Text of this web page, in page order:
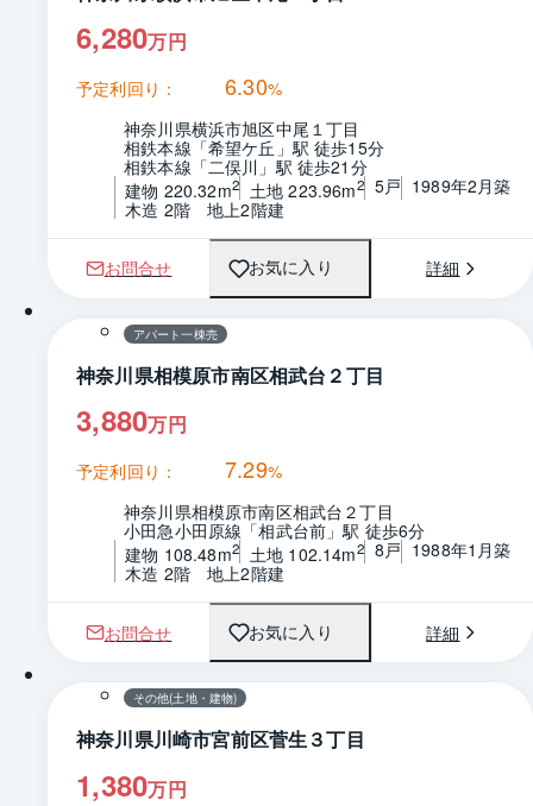
6,280万円
予定利回り： 6.30%
神奈川県横浜市旭区中尾１丁目
相鉄本線「希望ケ丘」駅 徒歩15分
相鉄本線「二俣川」駅 徒歩21分
建物 220.32m2 土地 223.96m2 5戸 1989年2月築
木造 2階　地上2階建
お問合せ お気に入り 詳細
1 / 0 間取り
アパート一棟売
神奈川県相模原市南区相武台２丁目
3,880万円
予定利回り： 7.29%
神奈川県相模原市南区相武台２丁目
小田急小田原線「相武台前」駅 徒歩6分
建物 108.48m2 土地 102.14m2 8戸 1988年1月築
木造 2階　地上2階建
お問合せ お気に入り 詳細
1 / 0 間取り
その他(土地・建物)
神奈川県川崎市宮前区菅生３丁目
1,380万円